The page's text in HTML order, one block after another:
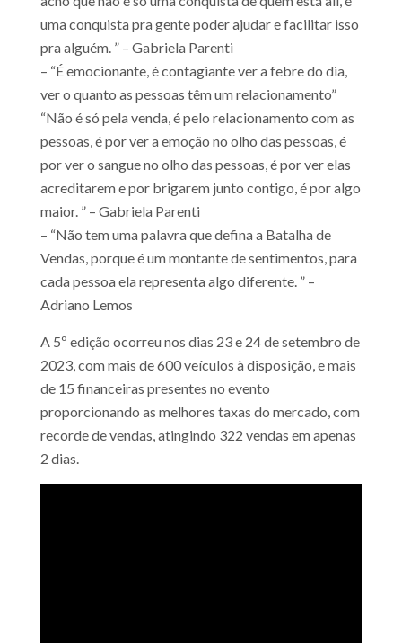
uma conquista pra gente poder ajudar e facilitar isso
pra alguém. ” – Gabriela Parenti
– “É emocionante, é contagiante ver a febre do dia,
ver o quanto as pessoas têm um relacionamento”
“Não é só pela venda, é pelo relacionamento com as
pessoas, é por ver a emoção no olho das pessoas, é
por ver o sangue no olho das pessoas, é por ver elas
acreditarem e por brigarem junto contigo, é por algo
maior. ” – Gabriela Parenti
– “Não tem uma palavra que defina a Batalha de
Vendas, porque é um montante de sentimentos, para
cada pessoa ela representa algo diferente. ” –
Adriano Lemos
A 5º edição ocorreu nos dias 23 e 24 de setembro de
2023, com mais de 600 veículos à disposição, e mais
de 15 financeiras presentes no evento
proporcionando as melhores taxas do mercado, com
recorde de vendas, atingindo 322 vendas em apenas
2 dias.